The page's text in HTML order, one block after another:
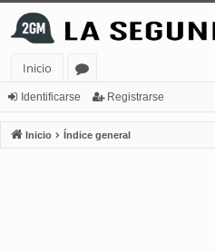
Inicio
or
os
Identificarse Registrarse
Inicio Índice general